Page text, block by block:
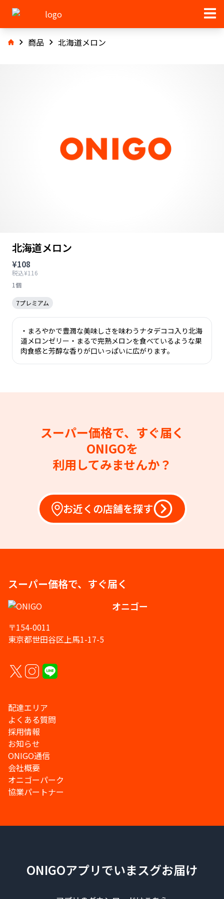
商品 北海道メロン
北海道メロン
¥108
税込¥116
1個
7プレミアム
・まろやかで豊潤な美味しさを味わうナタデココ入り北海
道メロンゼリー・まるで完熟メロンを食べているような果
肉食感と芳醇な香りが口いっぱいに広がります。
スーパー価格で、すぐ届く
ONIGOを
利用してみませんか？
お近くの店舗を探す
スーパー価格で、すぐ届く
オニゴー
〒154-0011
東京都世田谷区上馬1-17-5
配達エリア
よくある質問
採用情報
お知らせ
ONIGO通信
会社概要
オニゴーパーク
協業パートナー
ONIGOアプリでいまスグお届け